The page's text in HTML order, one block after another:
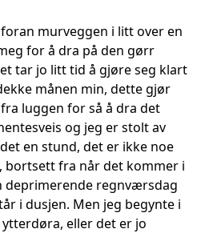
murveggen i litt over en
for å dra på den gørr
tar jo litt tid å gjøre seg klart
månen min, dette gjør
luggen for så å dra det
og jeg er stolt av
en stund, det er ikke noe
bortsett fra når det kommer i
deprimerende regnværsdag
i dusjen. Men jeg begynte i
eller det er jo